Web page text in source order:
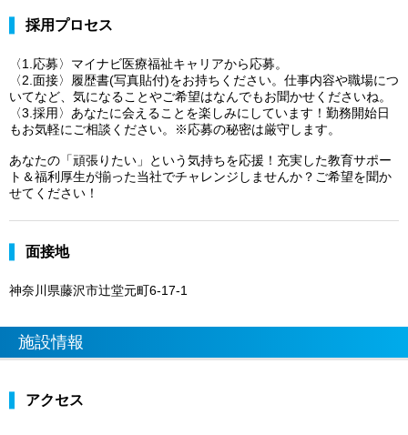
採用プロセス
〈1.応募〉マイナビ医療福祉キャリアから応募。
〈2.面接〉履歴書(写真貼付)をお持ちください。仕事内容や職場につ
いてなど、気になることやご希望はなんでもお聞かせくださいね。
〈3.採用〉あなたに会えることを楽しみにしています！勤務開始日
もお気軽にご相談ください。※応募の秘密は厳守します。
あなたの「頑張りたい」という気持ちを応援！充実した教育サポー
ト＆福利厚生が揃った当社でチャレンジしませんか？ご希望を聞か
せてください！
面接地
神奈川県藤沢市辻堂元町6-17-1
施設情報
アクセス